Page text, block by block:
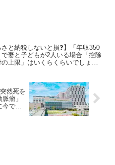
さと納税しないと損❓】「年収350
妻と子どもが2人いる場合「控除
上限」はいくらくらいでしょう
然死を
瘤」
今でき